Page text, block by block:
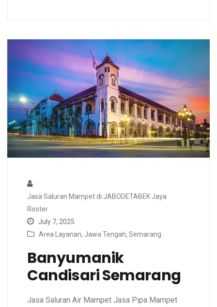
Jasa Saluran Mampet di JABODETABEK Jaya
Rooter
July 7, 2025
Area Layanan, Jawa Tengah, Semarang
Banyumanik
Candisari Semarang
Jasa Saluran Air Mampet Jasa Pipa Mampet